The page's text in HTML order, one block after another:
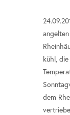
kühl,
dem